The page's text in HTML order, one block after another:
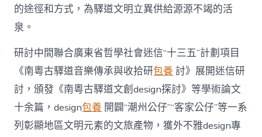
的途徑和方式，為驛道文明立異供給源源不竭的活
泉。
研討中間聯合廣東省哲學社會迷信“十三五”計劃項目
《南粵古驛道音樂傳承與收拾研包養 討》展開迷信研
討，頒發《南粵古驛道文創design探討》等學術論文
十余篇，design包養 開闢“潮州公仔”“客家公仔”等一系
列彰顯地區文明元素的文旅產物，獲外不雅design專